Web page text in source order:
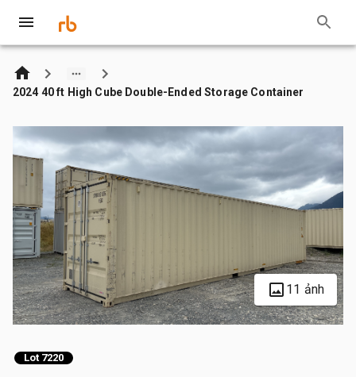
2024 40 ft High Cube Double-Ended Storage Container
11 ảnh
Lot 7220